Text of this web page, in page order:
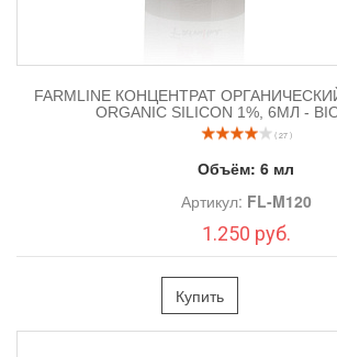
FARMLINE КОНЦЕНТРАТ
ORGANIC SILICON 1%, 6МЛ -
( 27 )
Объём: 6 мл
Артикул: FL-M120
1.250 руб.
Купить